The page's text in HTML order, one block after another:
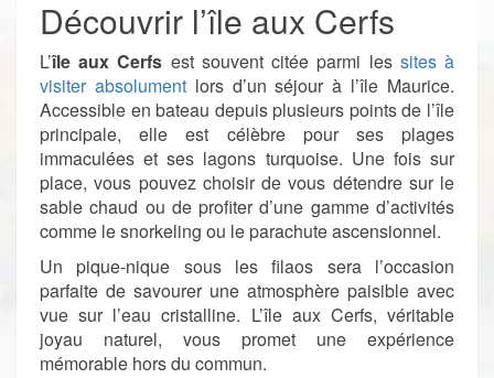
Découvrir l’île aux Cerfs
L’île aux Cerfs est souvent citée parmi les sites à
visiter absolumentlors d’un séjour à l’île Maurice.
Accessible en bateau depuis plusieurs points de l’île
principale, elle est célèbre pour ses plages
immaculées et ses lagons turquoise. Une fois sur
place, vous pouvez choisir de vous détendre sur le
sable chaud ou de profiter d’une gamme d’activités
comme le snorkeling ou le parachute ascensionnel.
Un pique-nique sous les filaos sera l’occasion
parfaite de savourer une atmosphère paisible avec
vue sur l’eau cristalline. L’île aux Cerfs, véritable
joyau naturel, vous promet une expérience
mémorable hors du commun.